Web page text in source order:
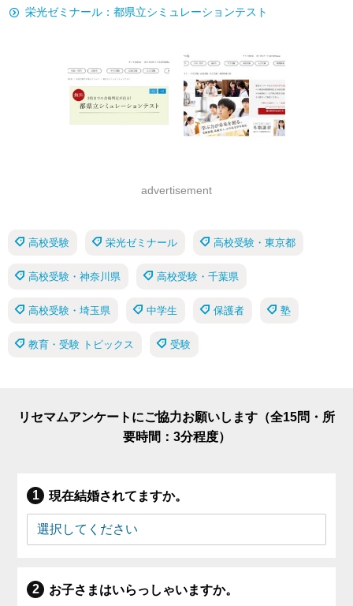
栄光ゼミナール：都県立シミュレーションテスト
advertisement
高校受験 栄光ゼミナール 高校受験・東京都
高校受験・神奈川県 高校受験・千葉県
高校受験・埼玉県 中学生 保護者 塾
教育・受験 トピックス 受験
リセマムアンケートにご協力お願いします（全15問・所
要時間：3分程度）
現在結婚されてますか。
お子さまはいらっしゃいますか。